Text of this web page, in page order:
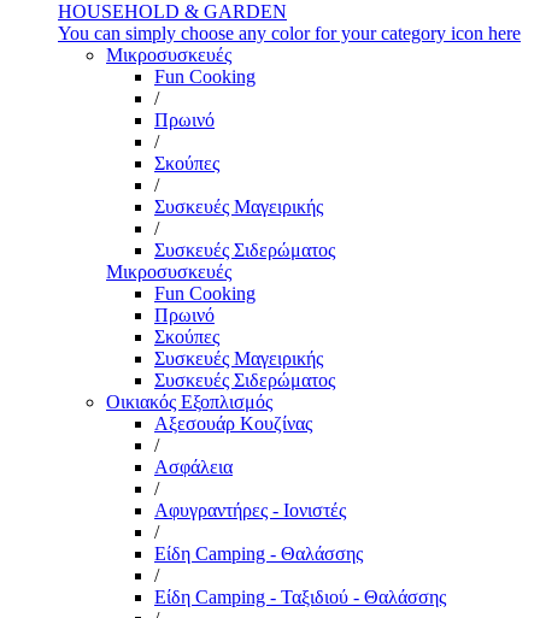
HOUSEHOLD & GARDEN
You can simply choose any color for your category icon here
Μικροσυσκευές
Fun Cooking
/
Πρωινό
/
Σκούπες
/
Συσκευές Μαγειρικής
/
Συσκευές Σιδερώματος
Μικροσυσκευές
Fun Cooking
Πρωινό
Σκούπες
Συσκευές Μαγειρικής
Συσκευές Σιδερώματος
Οικιακός Εξοπλισμός
Αξεσουάρ Κουζίνας
/
Ασφάλεια
/
Αφυγραντήρες - Ιονιστές
/
Είδη Camping - Θαλάσσης
/
Είδη Camping - Ταξιδιού - Θαλάσσης